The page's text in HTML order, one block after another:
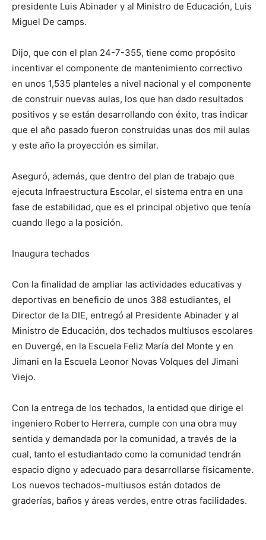
presidente Luis Abinader y al Ministro de Educación, Luis
Miguel De camps.
Dijo, que con el plan 24-7-355, tiene como propósito
incentivar el componente de mantenimiento correctivo
en unos 1,535 planteles a nivel nacional y el componente
de construir nuevas aulas, los que han dado resultados
positivos y se están desarrollando con éxito, tras indicar
que el año pasado fueron construidas unas dos mil aulas
y este año la proyección es similar.
Aseguró, además, que dentro del plan de trabajo que
ejecuta Infraestructura Escolar, el sistema entra en una
fase de estabilidad, que es el principal objetivo que tenía
cuando llego a la posición.
Inaugura techados
Con la finalidad de ampliar las actividades educativas y
deportivas en beneficio de unos 388 estudiantes, el
Director de la DIE, entregó al Presidente Abinader y al
Ministro de Educación, dos techados multiusos escolares
en Duvergé, en la Escuela Feliz María del Monte y en
Jimani en la Escuela Leonor Novas Volques del Jimani
Viejo.
Con la entrega de los techados, la entidad que dirige el
ingeniero Roberto Herrera, cumple con una obra muy
sentida y demandada por la comunidad, a través de la
cual, tanto el estudiantado como la comunidad tendrán
espacio digno y adecuado para desarrollarse físicamente.
Los nuevos techados-multiusos están dotados de
graderías, baños y áreas verdes, entre otras facilidades.